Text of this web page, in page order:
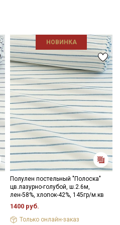
НОВИНКА
Полулен постельный "Полоска"
цв.лазурно-голубой, ш.2.6м,
лен-58%, хлопок-42%, 145гр/м.кв
1400 руб.
Только онлайн-заказ
Купава